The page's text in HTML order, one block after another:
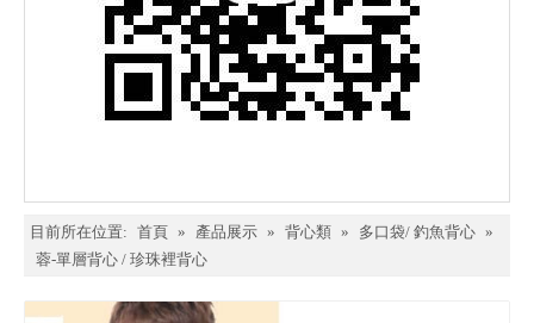
目前所在位置: 首頁 » 產品展示 » 背心類 » 多口袋/ 釣魚背心 »
蓉-單層背心 / 珍珠裡背心